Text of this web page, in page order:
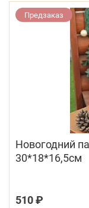
Предзаказ
Новогодний
30*18*16,5см
510 ₽